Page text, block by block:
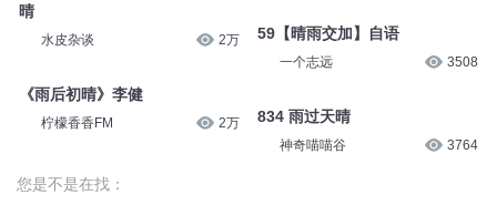
晴
水皮杂谈 2万
《雨后初晴》李健
柠檬香香FM 2万
59【晴雨交加】自语
一个志远 3508
834 雨过天晴
神奇喵喵谷 3764
您是不是在找：